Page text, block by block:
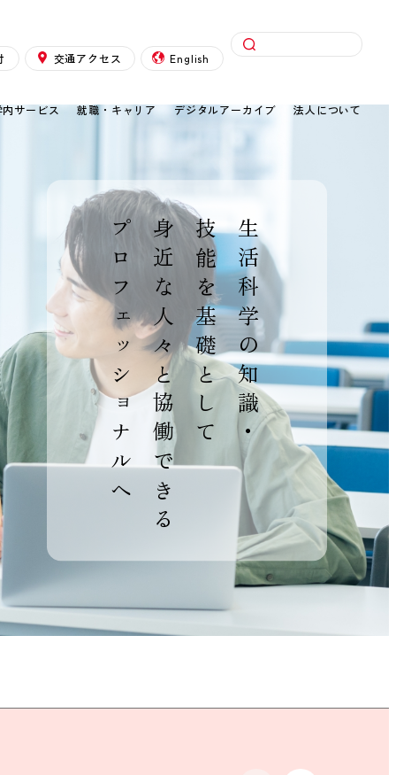
交通アクセス English 検索
サービス 就職・キャリア デジタルアーカイブ 法人について
生活科学の知識・
技能を基礎として
身近な人々と協働できる
プロフェッショナルへ